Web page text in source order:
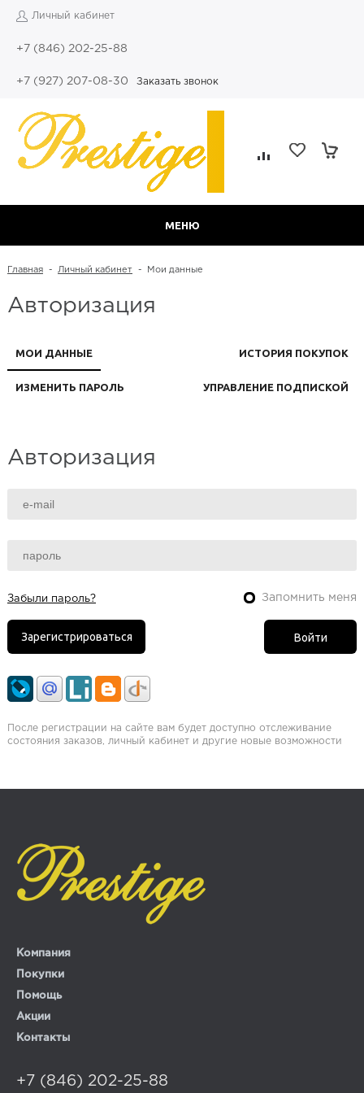
Личный кабинет
+7 (846) 202-25-88
+7 (927) 207-08-30 Заказать звонок
МЕНЮ
Главная - Личный кабинет - Мои данные
Авторизация
МОИ ДАННЫЕ ИСТОРИЯ ПОКУПОК
ИЗМЕНИТЬ ПАРОЛЬ УПРАВЛЕНИЕ ПОДПИСКОЙ
Авторизация
Забыли пароль? Запомнить меня
Зарегистрироваться
После регистрации на сайте вам будет доступно отслеживание
состояния заказов, личный кабинет и другие новые возможности
Компания
Покупки
Помощь
Акции
Контакты
+7 (846) 202-25-88